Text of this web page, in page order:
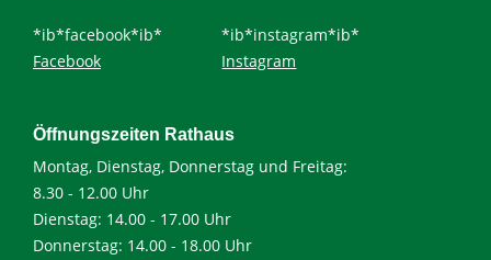
*ib*facebook*ib*
Facebook
*ib*instagram*ib*
Instagram
Öffnungszeiten Rathaus
Montag, Dienstag, Donnerstag und Freitag:
8.30 - 12.00 Uhr
Dienstag: 14.00 - 17.00 Uhr
Donnerstag: 14.00 - 18.00 Uhr